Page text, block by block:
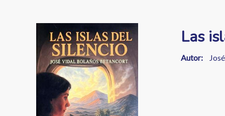
de
ayuda
a
navegación
Image Las
Autor